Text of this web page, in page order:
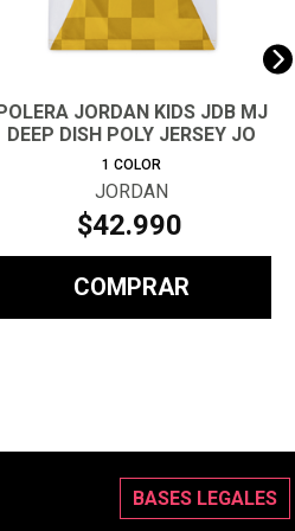
POLERA JORDAN KIDS JDB MJ
DEEP DISH POLY JERSEY JO
1 COLOR
JORDAN
$42.990
COMPRAR
BASES LEGALES